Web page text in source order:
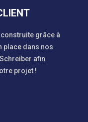
grâce à
place dans nos
afin
projet !